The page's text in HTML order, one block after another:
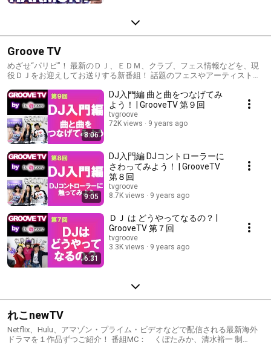
Groove TV
めざせ“パリピ”！ 最新のＤＪ、ＥＤＭ、クラブ、フェス情報などを、現
役ＤＪをお迎えしてお送りする新番組！ 話題のフェスやアーティストの
8:06
DJ入門編 曲と曲をつなげてみ
よう！ | GrooveTV 第９回
tvgroove
72K views
9 years ago
9:05
DJ入門編 DJコントローラーに
さわってみよう！ | GrooveTV
第８回
tvgroove
8.7K views
9 years ago
6:31
ＤＪ は どうやってなるの？ |
GrooveTV 第７回
tvgroove
3.3K views
9 years ago
れこnewTV
Netflix、Hulu、アマゾン・プライム・ビデオなどで配信される最新海外
ドラマを１作品ずつご紹介！ 番組MC： くぼたみか、清水裕一 制